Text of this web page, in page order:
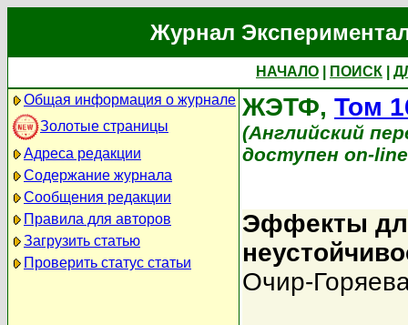
Журнал
НАЧАЛО ПОИСК
Общая информация о журнале
Золотые страницы
Адреса редакции
Содержание журнала
Сообщения редакции
Правила для авторов
Загрузить статью
Проверить статус статьи
ЖЭТФ, Том
(Английский
доступен on-
Эффекты
Очир-